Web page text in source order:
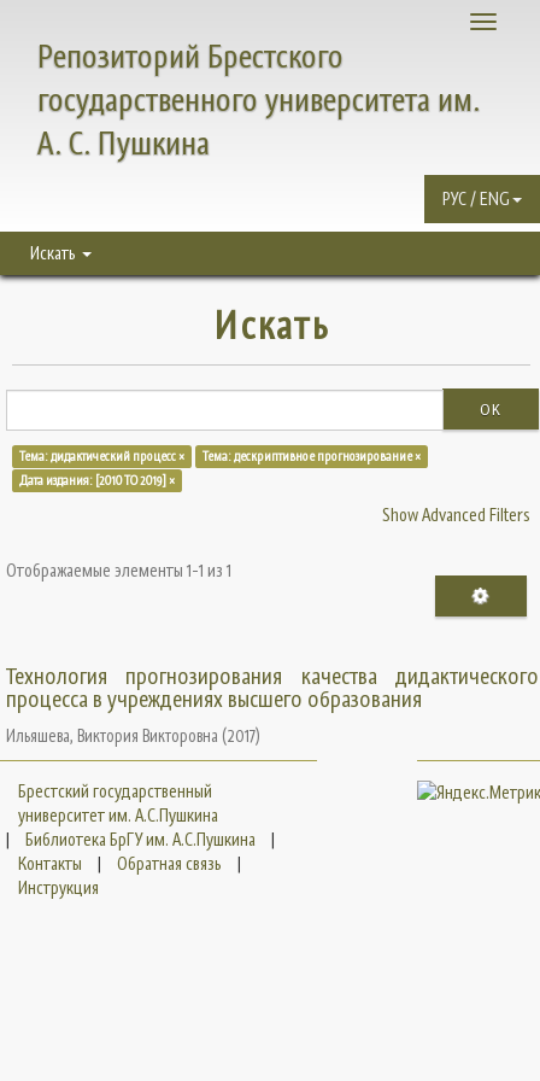
Toggle
Репозиторий Брестского
государственного университета им.
А. С. Пушкина
РУС / ENG
Искать
Искать
OK
Тема: дидактический процесс ×
Тема: дескриптивное прогнозирование ×
Дата издания: [2010 TO 2019] ×
Show Advanced Filters
Отображаемые элементы 1-1 из 1
Технология прогнозирования качества дидактического
процесса в учреждениях высшего образования
Ильяшева, Виктория Викторовна (2017)
Брестский государственный
университет им. А.С.Пушкина
|
Библиотека БрГУ им. А.С.Пушкина
|
Контакты
| Обратная связь
|
Инструкция